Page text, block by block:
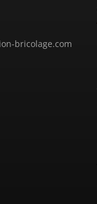
bricolage.com